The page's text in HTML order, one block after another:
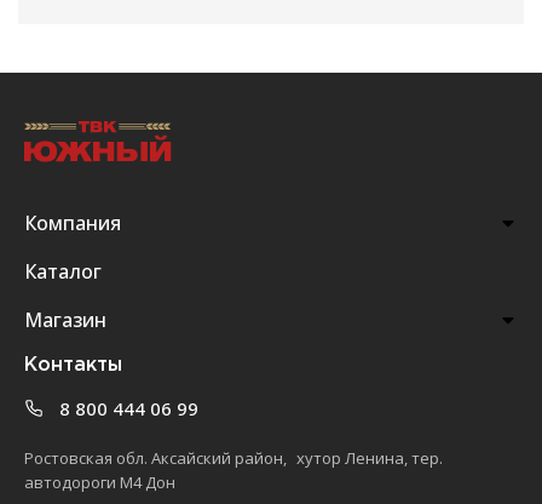
Компания
Каталог
Магазин
Контакты
8 800 444 06 99
Ростовская обл. Аксайский район, хутор Ленина, тер.
автодороги М4 Дон